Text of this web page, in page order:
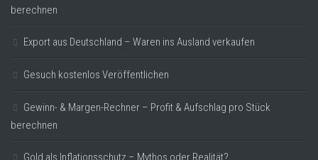
berechnen
Export aus Deutschland – Waren ins Ausland verkaufen
Gesuch kostenlos Veröffentlichen
Gewinn- & Margen-Rechner – Profit & Aufschlag pro Stück
berechnen